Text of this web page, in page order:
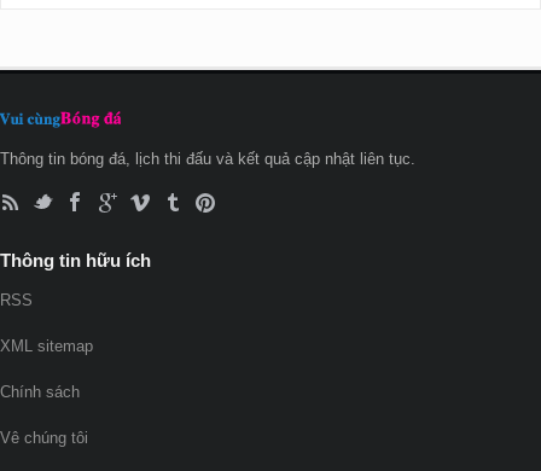
Thông tin bóng đá, lịch thi đấu và kết quả cập nhật liên tục.
Thông tin hữu ích
RSS
XML sitemap
Chính sách
Vê chúng tôi